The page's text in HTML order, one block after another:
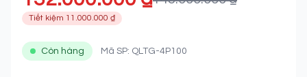
Tiết kiệm 11.000.000 ₫
Còn hàng Mã SP: QLTG-4P100